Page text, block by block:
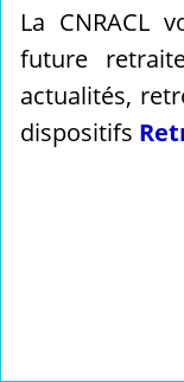
La CNRACL
future
actualités,
dispositifs